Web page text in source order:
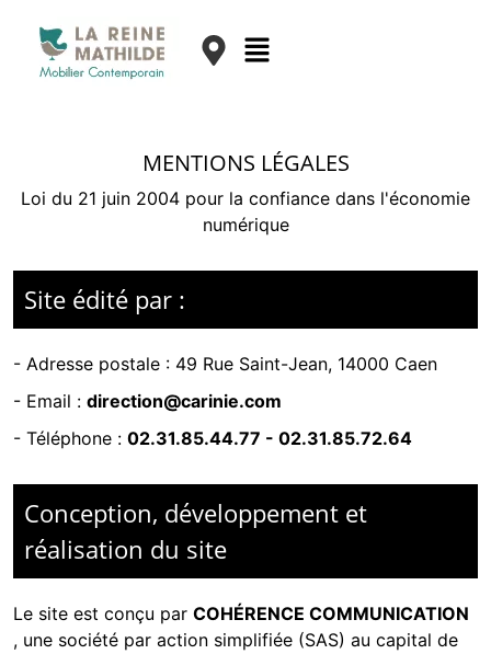
MENTIONS LÉGALES
Loi du 21 juin 2004 pour la confiance dans l'économie
numérique
Site édité par :
- Adresse postale : 49 Rue Saint-Jean, 14000 Caen
- Email : direction@carinie.com
- Téléphone : 02.31.85.44.77 - 02.31.85.72.64
Conception, développement et
réalisation du site
Le site est conçu par COHÉRENCE COMMUNICATION
, une société par action simplifiée (SAS) au capital de